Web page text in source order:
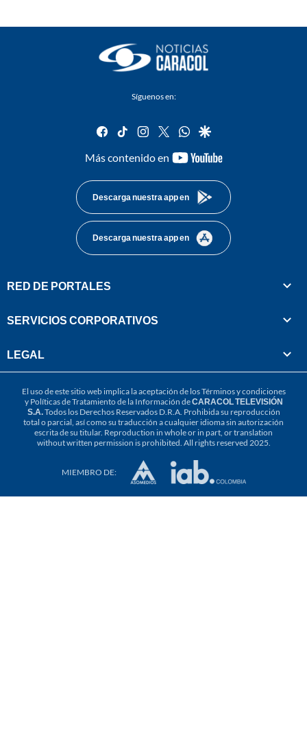
Síguenos en:
facebook
tiktok instagram
twitterwhatsapp
google
Más contenido en
youtube-
Descarga nuestra app en
Descarga nuestra app en
RED DE PORTALES
SERVICIOS CORPORATIVOS
LEGAL
El uso de este sitio web implica la aceptación de losTérminos y condiciones
y Políticas de Tratamiento de la Información deCARACOL TELEVISIÓN
S.A.Todos los Derechos Reservados D.R.A. Prohibida su reproducción
total o parcial, así como su traducción a cualquier idioma sin autorización
escrita de su titular. Reproduction in whole or in part, or translation
without written permission is prohibited. All rights reserved 2025.
MIEMBRO DE: